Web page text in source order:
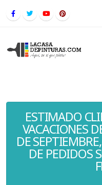
ESTIMADO
VACACIONES
DE
DE PEDIDOS